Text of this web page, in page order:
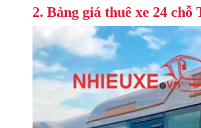
2. Bảng giá thuê xe 24